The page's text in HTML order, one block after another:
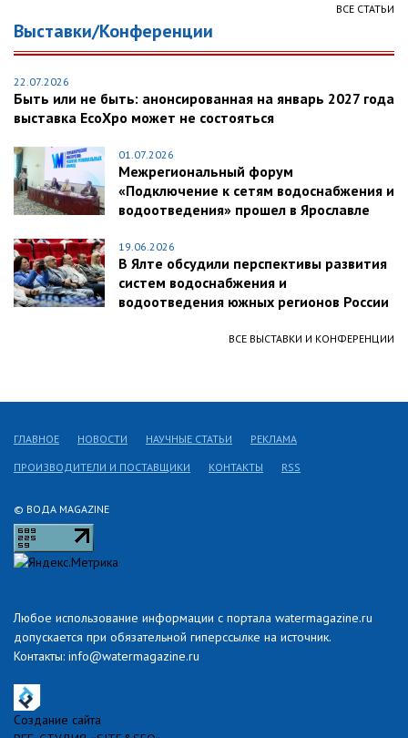
ВСЕ СТАТЬИ
Выставки/Конференции
22.07.2026
Быть или не быть: анонсированная на январь 2027 года
выставка EcoXpo может не состояться
01.07.2026
Межрегиональный форум
«Подключение к сетям водоснабжения и
водоотведения» прошел в Ярославле
19.06.2026
В Ялте обсудили перспективы развития
систем водоснабжения и
водоотведения южных регионов России
ВСЕ ВЫСТАВКИ И КОНФЕРЕНЦИИ
© ВОДА MAGAZINE
Любое использование информации с портала watermagazine.ru
допускается при обязательной гиперссылке на источник.
Контакты: info@watermagazine.ru
ГЛАВНОЕ НОВОСТИ НАУЧНЫЕ СТАТЬИ РЕКЛАМА
ПРОИЗВОДИТЕЛИ И ПОСТАВЩИКИ КОНТАКТЫ RSS
Создание сайта